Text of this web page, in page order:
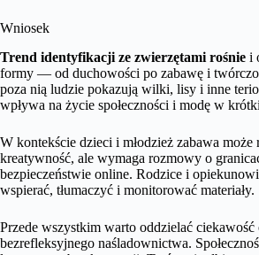
Wniosek
Trend identyfikacji ze zwierzętami rośnie i
formy — od duchowości po zabawę i
poza nią ludzie pokazują wilki, lisy i inne
wpływa na życie społeczności i modę w
W kontekście dzieci i młodzież zabawa może
kreatywność, ale wymaga rozmowy o
bezpieczeństwie online. Rodzice i
wspierać, tłumaczyć i monitorować materiały.
Przede wszystkim warto oddzielać ciekawość
bezrefleksyjnego naśladownictwa.